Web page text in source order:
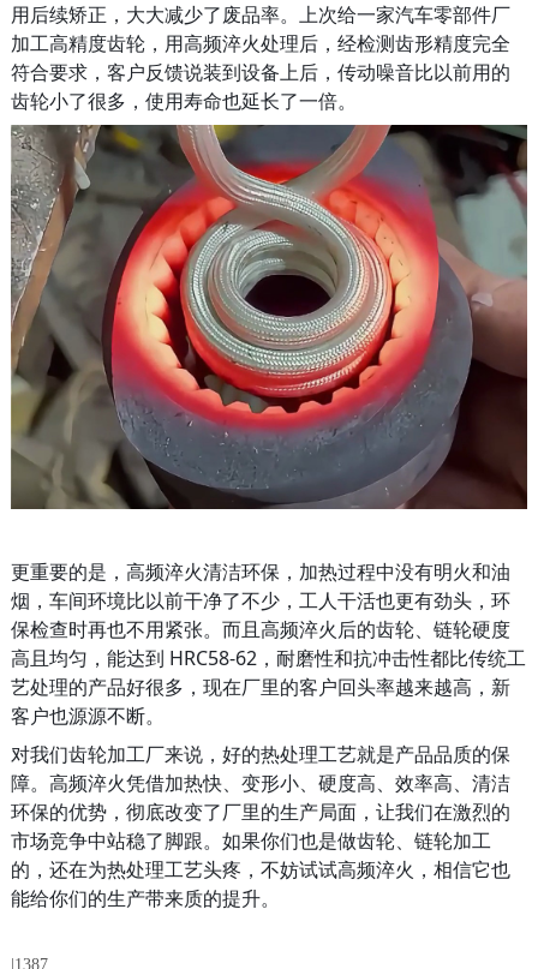
用后续矫正，大大减少了废品率。上次给一家汽车零部件厂
加工高精度齿轮，用高频淬火处理后，经检测齿形精度完全
符合要求，客户反馈说装到设备上后，传动噪音比以前用的
齿轮小了很多，使用寿命也延长了一倍。
更重要的是，高频淬火清洁环保，加热过程中没有明火和油
烟，车间环境比以前干净了不少，工人干活也更有劲头，环
保检查时再也不用紧张。而且高频淬火后的齿轮、链轮硬度
高且均匀，能达到 HRC58-62，耐磨性和抗冲击性都比传统工
艺处理的产品好很多，现在厂里的客户回头率越来越高，新
客户也源源不断。
对我们齿轮加工厂来说，好的热处理工艺就是产品品质的保
障。高频淬火凭借加热快、变形小、硬度高、效率高、清洁
环保的优势，彻底改变了厂里的生产局面，让我们在激烈的
市场竞争中站稳了脚跟。如果你们也是做齿轮、链轮加工
的，还在为热处理工艺头疼，不妨试试高频淬火，相信它也
能给你们的生产带来质的提升。
1387